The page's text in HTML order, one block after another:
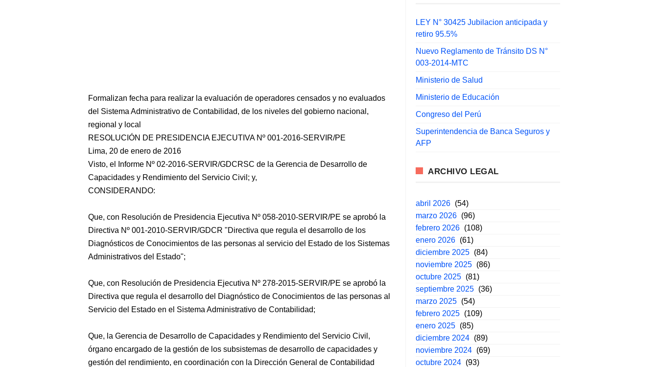
Formalizan fecha para realizar la evaluación de operadores censados y no evaluados
del Sistema Administrativo de Contabilidad, de los niveles del gobierno nacional,
regional y local
RESOLUCIÓN DE PRESIDENCIA EJECUTIVA Nº 001-2016-SERVIR/PE
Lima, 20 de enero de 2016
Visto, el Informe Nº 02-2016-SERVIR/GDCRSC de la Gerencia de Desarrollo de
Capacidades y Rendimiento del Servicio Civil; y,
CONSIDERANDO:
Que, con Resolución de Presidencia Ejecutiva Nº 058-2010-SERVIR/PE se aprobó la
Directiva Nº 001-2010-SERVIR/GDCR "Directiva que regula el desarrollo de los
Diagnósticos de Conocimientos de las personas al servicio del Estado de los Sistemas
Administrativos del Estado";
Que, con Resolución de Presidencia Ejecutiva Nº 278-2015-SERVIR/PE se aprobó la
Directiva que regula el desarrollo del Diagnóstico de Conocimientos de las personas al
Servicio del Estado en el Sistema Administrativo de Contabilidad;
Que, la Gerencia de Desarrollo de Capacidades y Rendimiento del Servicio Civil,
órgano encargado de la gestión de los subsistemas de desarrollo de capacidades y
gestión del rendimiento, en coordinación con la Dirección General de Contabilidad
LEY N° 30425 Jubilacion anticipada y
retiro 95.5%
Nuevo Reglamento de Tránsito DS N°
003-2014-MTC
Ministerio de Salud
Ministerio de Educación
Congreso del Perú
Superintendencia de Banca Seguros y
AFP
ARCHIVO LEGAL
abril 2026 (54)
marzo 2026 (96)
febrero 2026 (108)
enero 2026 (61)
diciembre 2025 (84)
noviembre 2025 (86)
octubre 2025 (81)
septiembre 2025 (36)
marzo 2025 (54)
febrero 2025 (109)
enero 2025 (85)
diciembre 2024 (89)
noviembre 2024 (69)
octubre 2024 (93)